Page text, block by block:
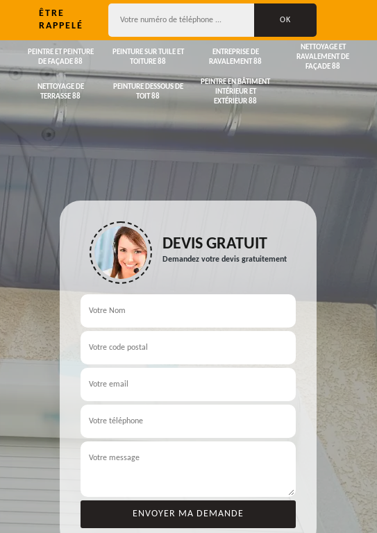
ÊTRE
RAPPELÉ
PEINTRE ET PEINTURE
DE FAÇADE 88
PEINTURE SUR TUILE ET
TOITURE 88
ENTREPRISE DE
RAVALEMENT 88
NETTOYAGE ET
RAVALEMENT DE
FAÇADE 88
NETTOYAGE DE
TERRASSE 88
PEINTURE DESSOUS DE
TOIT 88
PEINTRE EN BÂTIMENT
INTÉRIEUR ET
EXTÉRIEUR 88
DEVIS GRATUIT
Demandez votre devis gratuitement